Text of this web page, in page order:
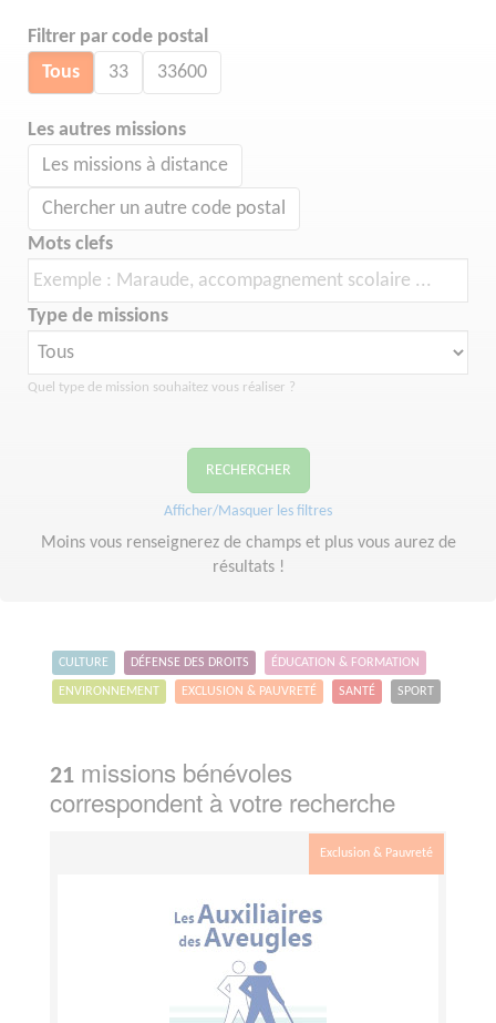
Filtrer par code postal
Tous 33 33600
Les autres missions
Les missions à distance
Chercher un autre code postal
Mots clefs
Type de missions
Quel type de mission souhaitez vous réaliser ?
RECHERCHER
Afficher/Masquer les filtres
Moins vous renseignerez de champs et plus vous aurez de
résultats !
CULTURE DÉFENSE DES DROITS ÉDUCATION & FORMATION
ENVIRONNEMENT EXCLUSION & PAUVRETÉ SANTÉ SPORT
21 missions bénévoles
correspondent à votre recherche
Exclusion & Pauvreté